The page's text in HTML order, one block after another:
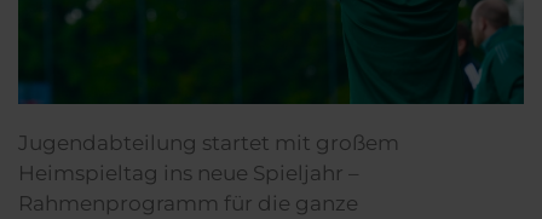
Jugendabteilung startet mit großem
Heimspieltag ins neue Spieljahr –
Rahmenprogramm für die ganze